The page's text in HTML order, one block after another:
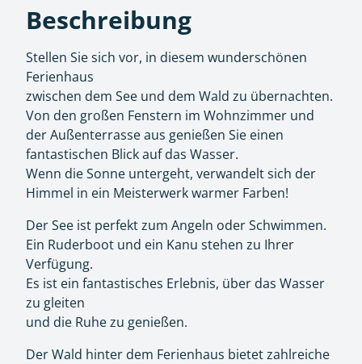
Beschreibung
Stellen Sie sich vor, in diesem wunderschönen
Ferienhaus
zwischen dem See und dem Wald zu übernachten.
Von den großen Fenstern im Wohnzimmer und
der Außenterrasse aus genießen Sie einen
fantastischen Blick auf das Wasser.
Wenn die Sonne untergeht, verwandelt sich der
Himmel in ein Meisterwerk warmer Farben!
Der See ist perfekt zum Angeln oder Schwimmen.
Ein Ruderboot und ein Kanu stehen zu Ihrer
Verfügung.
Es ist ein fantastisches Erlebnis, über das Wasser
zu gleiten
und die Ruhe zu genießen.
Der Wald hinter dem Ferienhaus bietet zahlreiche